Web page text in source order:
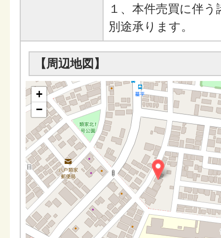
１、本件売買に伴
別途承ります。
【周辺地図】
+
−